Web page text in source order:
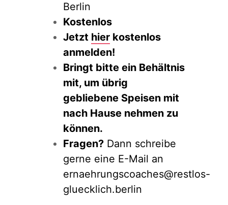
Berlin
Kostenlos
Jetzt hier kostenlos
anmelden!
Bringt bitte ein Behältnis
mit, um übrig
gebliebene Speisen mit
nach Hause nehmen zu
können.
Fragen? Dann schreibe
gerne eine E-Mail an
ernaehrungscoaches@restlos-
gluecklich.berlin